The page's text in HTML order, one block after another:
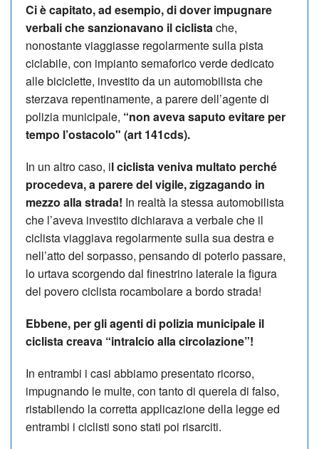
Ci è capitato, ad esempio, di dover impugnare
verbali che sanzionavano il ciclistache,
nonostante viaggiasse regolarmente sulla pista
ciclabile, con impianto semaforico verde dedicato
alle biciclette, investito da un automobilista che
sterzava repentinamente, a parere dell’agente di
polizia municipale, “non aveva saputo evitare per
tempo l’ostacolo" (art 141cds).
In un altro caso, il ciclista veniva multato perché
procedeva, a parere del vigile, zigzagando in
mezzo alla strada! In realtà la stessa automobilista
che l’aveva investito dichiarava a verbale che il
ciclista viaggiava regolarmente sulla sua destra e
nell’atto del sorpasso, pensando di poterlo passare,
lo urtava scorgendo dal finestrino laterale la figura
del povero ciclista rocambolare a bordo strada!
Ebbene, per gli agenti di polizia municipale il
ciclista creava “intralcio alla circolazione”!
In entrambi i casi abbiamo presentato ricorso,
impugnando le multe, con tanto di querela di falso,
ristabilendo la corretta applicazione della legge ed
entrambi i ciclisti sono stati poi risarciti.